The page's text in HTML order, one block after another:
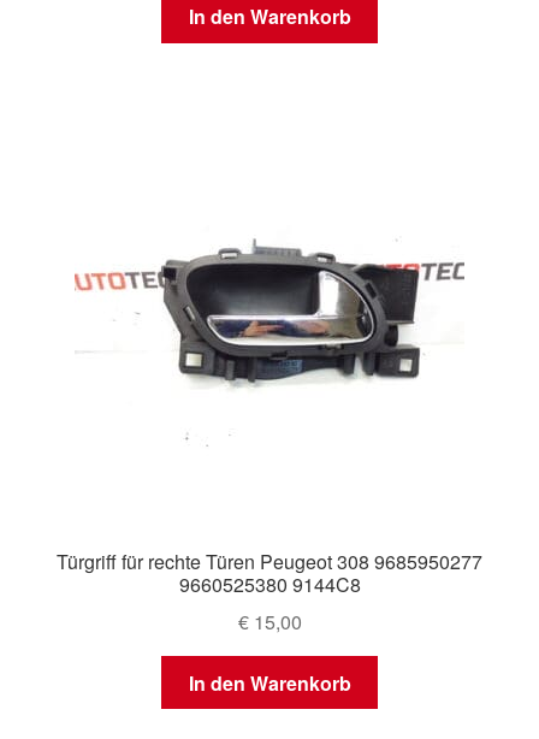
In den Warenkorb
Türgriff für rechte Türen Peugeot 308 9685950277
9660525380 9144C8
€15,00
In den Warenkorb